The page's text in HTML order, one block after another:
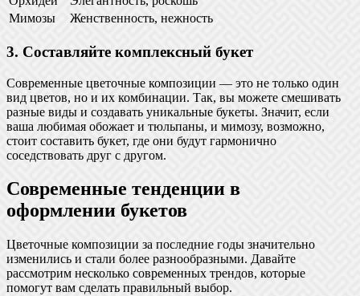
Мимозы
Женственность, нежность
3. Составляйте комплексный букет
Современные цветочные композиции — это не только один
вид цветов, но и их комбинации. Так, вы можете смешивать
разные виды и создавать уникальные букеты. Значит, если
ваша любимая обожает и тюльпаны, и мимозу, возможно,
стоит составить букет, где они будут гармонично
соседствовать друг с другом.
Современные тенденции в
оформлении букетов
Цветочные композиции за последние годы значительно
изменились и стали более разнообразными. Давайте
рассмотрим несколько современных трендов, которые
помогут вам сделать правильный выбор.